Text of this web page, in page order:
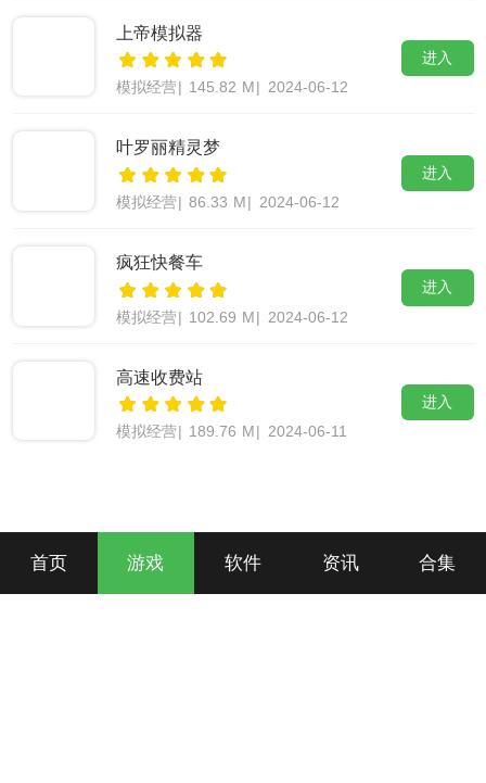
上帝模拟器
模拟经营 145.82 M 2024-06-12
进入
叶罗丽精灵梦
模拟经营 86.33 M 2024-06-12
进入
疯狂快餐车
模拟经营| 102.69 M | 2024-06-12
进入
高速收费站
模拟经营 189.76 M 2024-06-11
进入
首页 游戏 软件 资讯 合集